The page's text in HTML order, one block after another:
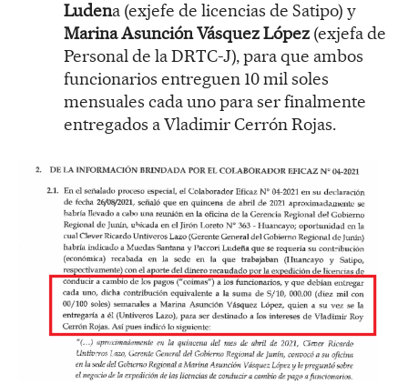
Ludena (exjefe de licencias de Satipo) y
Marina Asunción Vásquez López (exjefa de
Personal de la DRTC-J), para que ambos
funcionarios entreguen 10 mil soles
mensuales cada uno para ser finalmente
entregados a Vladimir Cerrón Rojas.